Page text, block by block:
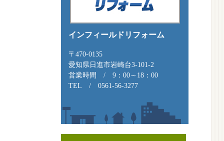
インフィールドリフォーム
〒470-0135
愛知県日進市岩崎台3-101-2
営業時間
/
9：00～18：00
TEL
/ 0561-56-3277